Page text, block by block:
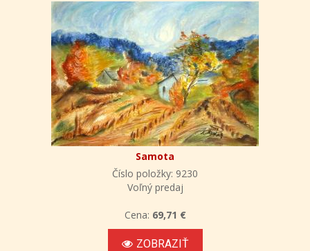
Samota
Číslo položky: 9230
Voľný predaj
Cena: 69,71 €
ZOBRAZIŤ